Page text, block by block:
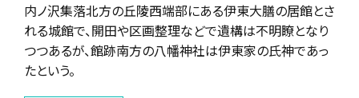
内ノ沢集落北方の丘陵西端部にある伊東大膳の居館とさ
れる城館で、開田や区画整理などで遺構は不明瞭となり
つつあるが、館跡南方の八幡神社は伊東家の氏神であっ
たという。